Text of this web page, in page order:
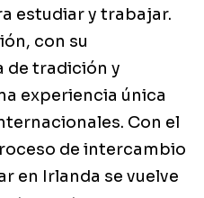
estudiar y trabajar.
con su
de tradición y
experiencia única
Con el
de intercambio
en Irlanda se vuelve